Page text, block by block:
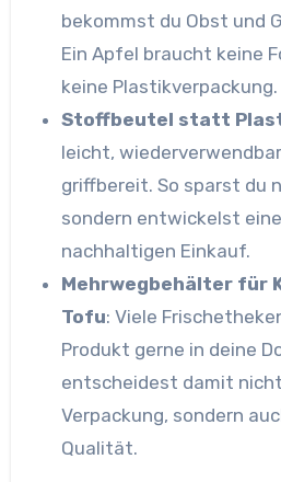
bekommst du Obst und
Ein Apfel braucht keine
keine Plastikverpackung.
Stoffbeutel statt
leicht,
griffbereit. So sparst du
sondern entwickelst
nachhaltigen Einkauf.
Mehrwegbehälter für
Tofu: Viele
Produkt gerne in deine
entscheidest damit
Verpackung, sondern
Qualität.